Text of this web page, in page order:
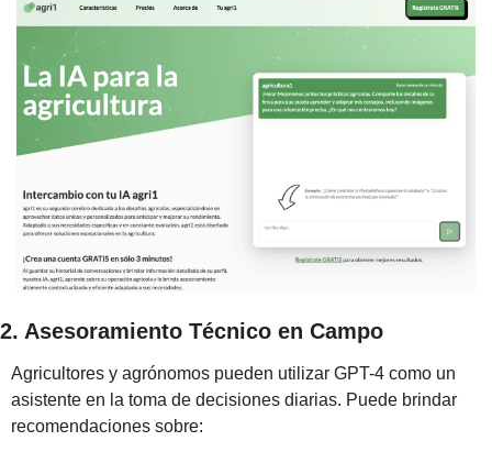
2. Asesoramiento Técnico en Campo
Agricultores y agrónomos pueden utilizar GPT-4 como un
asistente en la toma de decisiones diarias. Puede brindar
recomendaciones sobre: